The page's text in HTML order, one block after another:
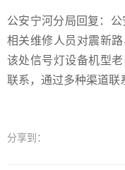
公安宁河分局回复：
相关维修人员对震新
该处信号灯设备机型
联系，通过多种渠道联
分享到：